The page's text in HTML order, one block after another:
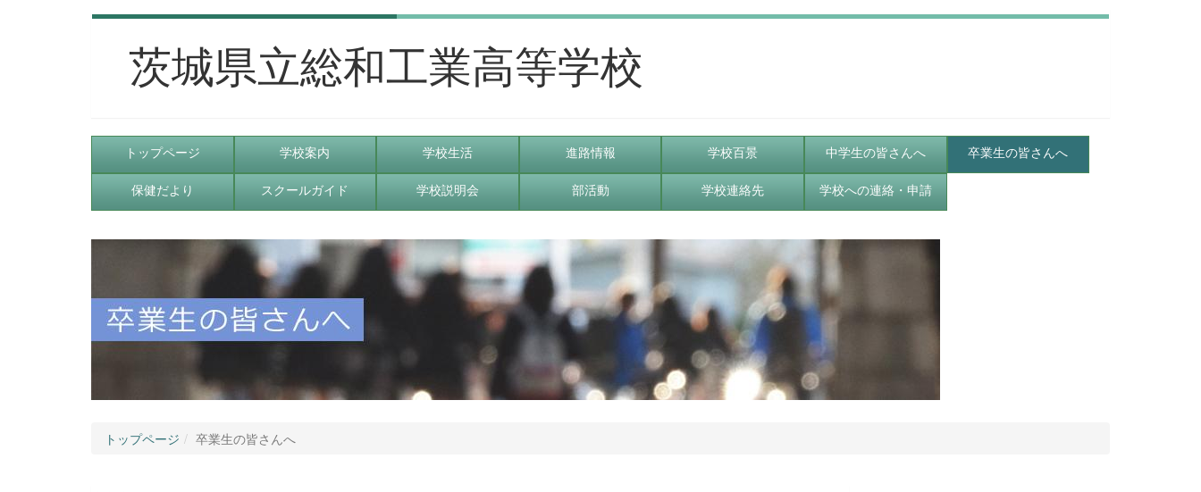
茨城県立総和工業高等学校
トップページ 学校案内 学校生活 進路情報 学校百景 中学生の皆さんへ 卒業生の皆さんへ
保健だより スクールガイド 学校説明会 部活動 学校連絡先 学校への連絡・申請
トップページ 卒業生の皆さんへ